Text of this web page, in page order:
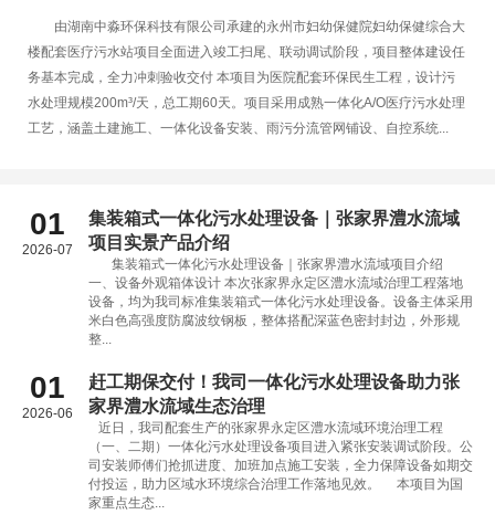
由湖南中淼环保科技有限公司承建的永州市妇幼保健院妇幼保健综合大
楼配套医疗污水站项目全面进入竣工扫尾、联动调试阶段，项目整体建设任
务基本完成，全力冲刺验收交付 本项目为医院配套环保民生工程，设计污
水处理规模200m³/天，总工期60天。项目采用成熟一体化A/O医疗污水处理
工艺，涵盖土建施工、一体化设备安装、雨污分流管网铺设、自控系统...
01
2026-07
集装箱式一体化污水处理设备｜张家界澧水流域
项目实景产品介绍
集装箱式一体化污水处理设备｜张家界澧水流域项目介绍
一、设备外观箱体设计 本次张家界永定区澧水流域治理工程落地
设备，均为我司标准集装箱式一体化污水处理设备。设备主体采用
米白色高强度防腐波纹钢板，整体搭配深蓝色密封封边，外形规
整...
01
2026-06
赶工期保交付！我司一体化污水处理设备助力张
家界澧水流域生态治理
近日，我司配套生产的张家界永定区澧水流域环境治理工程
（一、二期）一体化污水处理设备项目进入紧张安装调试阶段。公
司安装师傅们抢抓进度、加班加点施工安装，全力保障设备如期交
付投运，助力区域水环境综合治理工作落地见效。 本项目为国
家重点生态...